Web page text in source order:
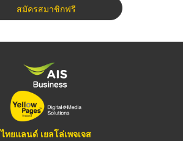
สมัครสมาชิกฟรี
ไทยแลนด์ เยลโล่เพจเจส